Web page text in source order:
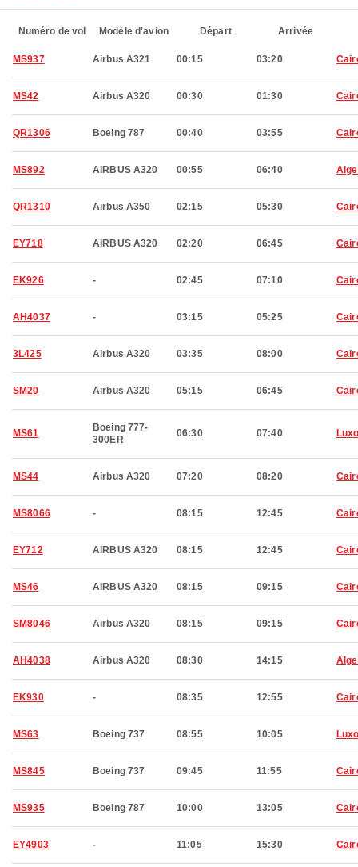
Numéro de vol Modèle d'avion Départ Arrivée
MS937 Airbus A321 00:15 03:20
MS42 Airbus A320 00:30 01:30
QR1306 Boeing 787 00:40 03:55
MS892 AIRBUS A320 00:55 06:40
QR1310 Airbus A350 02:15 05:30
EY718 AIRBUS A320 02:20 06:45
EK926 - 02:45 07:10
AH4037 - 03:15 05:25
3L425 Airbus A320 03:35 08:00
SM20 Airbus A320 05:15 06:45
MS61
Boeing 777-
300ER
06:30 07:40
MS44 Airbus A320 07:20 08:20
MS8066 - 08:15 12:45
EY712 AIRBUS A320 08:15 12:45
MS46 AIRBUS A320 08:15 09:15
SM8046 Airbus A320 08:15 09:15
AH4038 Airbus A320 08:30 14:15
EK930 - 08:35 12:55
MS63 Boeing 737 08:55 10:05
MS845 Boeing 737 09:45 11:55
MS935 Boeing 787 10:00 13:05
EY4903 - 11:05 15:30